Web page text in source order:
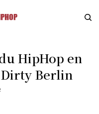
HipHop en
Berlin